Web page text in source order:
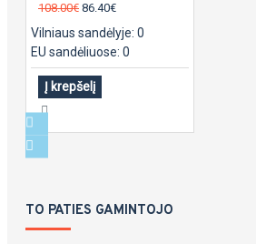
108.00€ 86.40€
Vilniaus sandėlyje: 0
EU sandėliuose: 0
Į krepšelį
TO PATIES GAMINTOJO